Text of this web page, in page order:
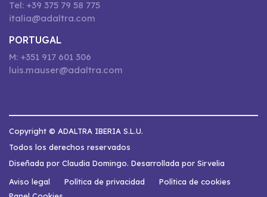
Tel: +39 375 79 58 775
italia@adaltra.com
PORTUGAL
M: +351 917 601 306
luis.mauser@adaltra.com
Copyright © ADALTRA IBERIA S.L.U.
Todos los derechos reservados
Diseñada por Claudia Domingo. Desarrollada por Sirvelia
Aviso legal
Política de privacidad
Política de cookies